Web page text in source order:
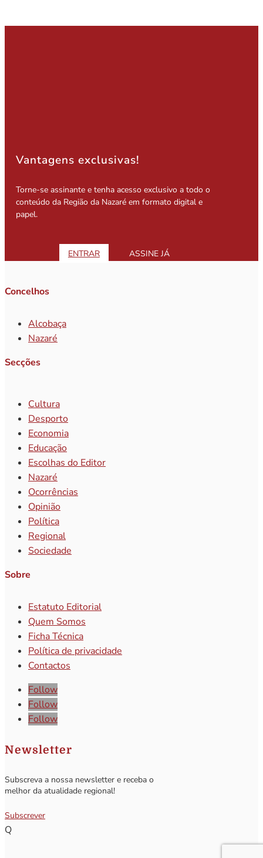
Vantagens exclusivas!
Torne-se assinante e tenha acesso exclusivo a todo o
conteúdo da Região da Nazaré em formato digital e
papel.
ENTRAR ASSINE JÁ
Concelhos
Alcobaça
Nazaré
Secções
Cultura
Desporto
Economia
Educação
Escolhas do Editor
Nazaré
Ocorrências
Opinião
Política
Regional
Sociedade
Sobre
Estatuto Editorial
Quem Somos
Ficha Técnica
Política de privacidade
Contactos
Follow
Follow
Follow
Newsletter
Subscreva a nossa newsletter e receba o
melhor da atualidade regional!
Subscrever
Q